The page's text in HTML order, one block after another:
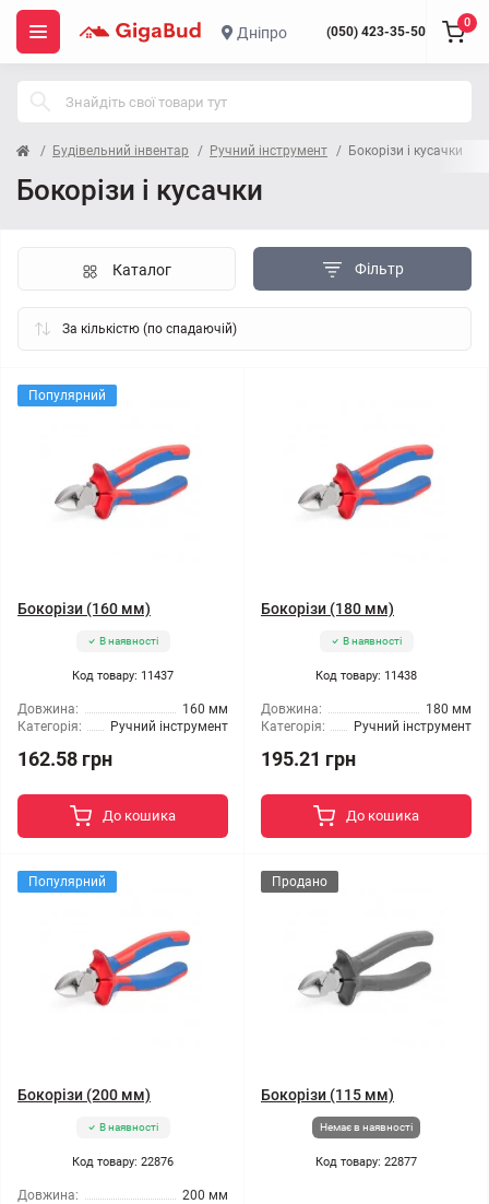
Дніпро (050) 423-35-50
0
Будівельний інвентар Ручний інструмент Бокорізи і кусачки
Бокорізи і кусачки
Фільтр
Каталог
Популярний
Бокорізи (160 мм)
В наявності
Код товару: 11437
Довжина:
160 мм
Категорія:
Ручний інструмент
162.58 грн
До кошика
Бокорізи (180 мм)
В наявності
Код товару: 11438
Довжина:
180 мм
Категорія:
Ручний інструмент
195.21 грн
До кошика
Популярний
Бокорізи (200 мм)
В наявності
Код товару: 22876
Довжина:
200 мм
Продано
Бокорізи (115 мм)
Немає в наявності
Код товару: 22877